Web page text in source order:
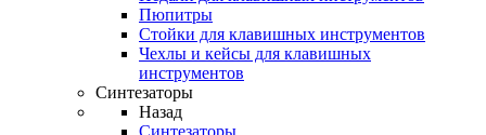
Пюпитры
Стойки для клавишных инструментов
Чехлы и кейсы для клавишных
инструментов
Синтезаторы
Назад
Синтезаторы